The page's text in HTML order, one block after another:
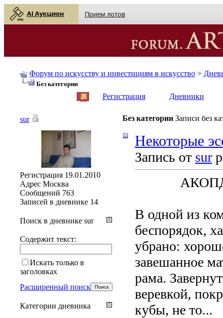
AI Аукцион Прием лотов
Форум по искусству и инвестициям в искусство >
Без категории
Регистрация Дневники
Без категории Записи без
Некоторые
Запись от sur
В одной из
беспорядок,
убрано:
завешанное
рама.
веревкой,
кубы, не то...
sur
Регистрация 19.01.2010
Адрес Москва
Сообщений 763
Записей в дневнике 14
Поиск в дневнике sur
Содержит текст:
Искать только в
заголовках
Расширенный поиск
Категории дневника